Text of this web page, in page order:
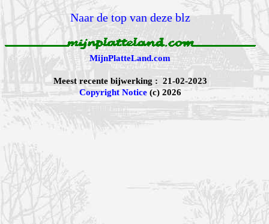
Naar de top van deze blz
MijnPlatteLand.com
Meest recente bijwerking : 21-02-2023
Copyright Notice(c) 2026